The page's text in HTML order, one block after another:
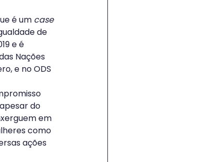
é um case
de
e é
Nações
e no ODS
do
em
como
ações